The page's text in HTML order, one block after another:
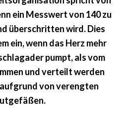
ein Messwert von 140 zu
überschritten wird. Dies
ein, wenn das Herz mehr
pumpt, als vom
und verteilt werden
von verengten